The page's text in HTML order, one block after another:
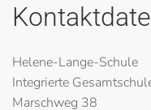
Helene-Lange-Schule
Integrierte
Marschweg 38